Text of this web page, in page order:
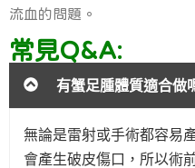
流血的問題。
常見Q&A:
有蟹足腫體質適合做
無論是雷射或手術都容易
會產生破皮傷口，所以術